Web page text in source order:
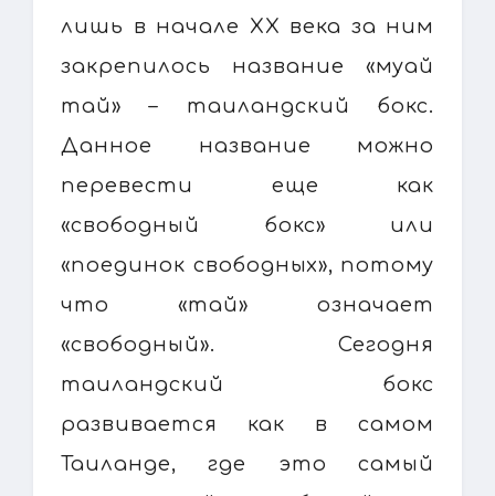
лишь в начале XX века за ним
закрепилось название «муай
тай» – таиландский бокс.
Данное название можно
перевести еще как
«свободный бокс» или
«поединок свободных», потому
что «тай» означает
«свободный». Сегодня
таиландский бокс
развивается как в самом
Таиланде, где это самый